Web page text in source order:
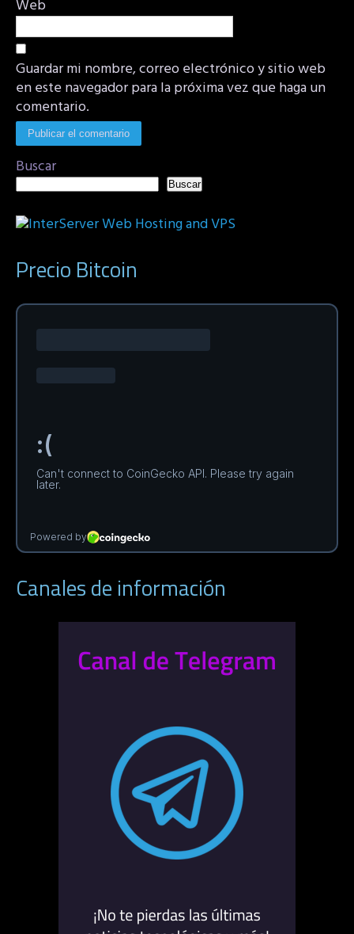
Web
Guardar mi nombre, correo electrónico y sitio web
en este navegador para la próxima vez que haga un
comentario.
Buscar
Buscar
Precio Bitcoin
Canales de información